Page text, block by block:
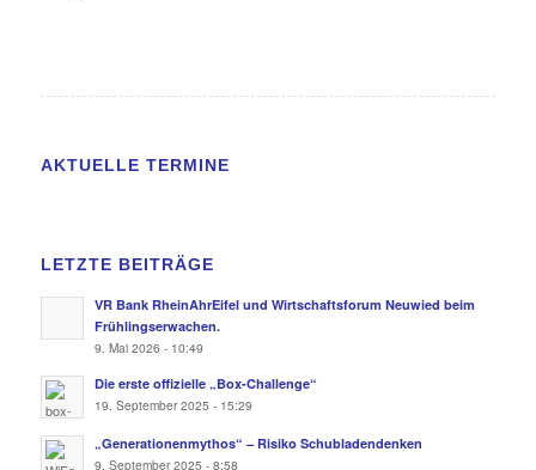
AKTUELLE TERMINE
LETZTE BEITRÄGE
VR Bank RheinAhrEifel und Wirtschaftsforum Neuwied beim
Frühlingserwachen.
9. Mai 2026 - 10:49
Die erste offizielle „Box-Challenge“
19. September 2025 - 15:29
„Generationenmythos“ – Risiko Schubladendenken
9. September 2025 - 8:58